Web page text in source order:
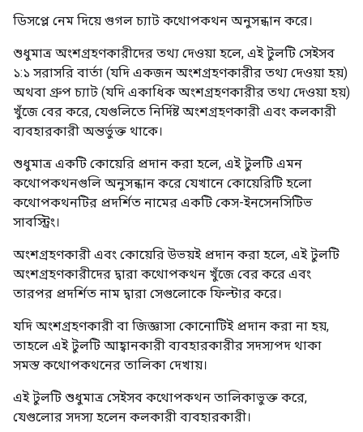
ডিসপ্লে নেম দিয়ে গুগল চ্যাট কথোপকথন অনুসন্ধান করে।
শুধুমাত্র অংশগ্রহণকারীদের তথ্য দেওয়া হলে, এই টুলটি সেইসব
১:১ সরাসরি বার্তা (যদি একজন অংশগ্রহণকারীর তথ্য দেওয়া হয়)
অথবা গ্রুপ চ্যাট (যদি একাধিক অংশগ্রহণকারীর তথ্য দেওয়া হয়)
খুঁজে বের করে, যেগুলিতে নির্দিষ্ট অংশগ্রহণকারী এবং কলকারী
ব্যবহারকারী অন্তর্ভুক্ত থাকে।
শুধুমাত্র একটি কোয়েরি প্রদান করা হলে, এই টুলটি এমন
কথোপকথনগুলি অনুসন্ধান করে যেখানে কোয়েরিটি হলো
কথোপকথনটির প্রদর্শিত নামের একটি কেস-ইনসেনসিটিভ
সাবস্ট্রিং।
অংশগ্রহণকারী এবং কোয়েরি উভয়ই প্রদান করা হলে, এই টুলটি
অংশগ্রহণকারীদের দ্বারা কথোপকথন খুঁজে বের করে এবং
তারপর প্রদর্শিত নাম দ্বারা সেগুলোকে ফিল্টার করে।
যদি অংশগ্রহণকারী বা জিজ্ঞাসা কোনোটিই প্রদান করা না হয়,
তাহলে এই টুলটি আহ্বানকারী ব্যবহারকারীর সদস্যপদ থাকা
সমস্ত কথোপকথনের তালিকা দেখায়।
এই টুলটি শুধুমাত্র সেইসব কথোপকথন তালিকাভুক্ত করে,
যেগুলোর সদস্য হলেন কলকারী ব্যবহারকারী।